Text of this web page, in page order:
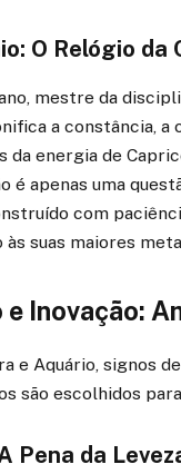
O Relógio da
mestre da
a constância, a
da energia de
é apenas uma
com
às suas maiores
e Inovação:
e Aquário, signos
são escolhidos
Pena da